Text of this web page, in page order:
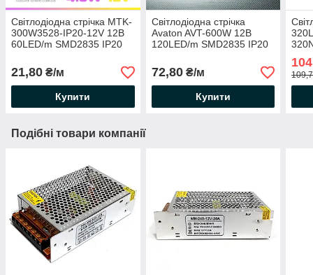
Світлодіодна стрічка MTK-
300W3528-IP20-12V 12В
60LED/m SMD2835 IP20
м 7000К біле холодне
світло
21,80 ₴/м
Купити
Світлодіодна стрічка
Avaton AVT-600W 12В
120LED/m SMD2835 IP20
освітлення) 9,6 Вт/м
холодна
72,80₴/м
Купити
Подібні товари компанії